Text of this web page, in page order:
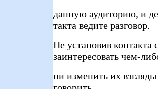
данную аудиторию, и
такта ведите разговор.
Не установив контакта
заинтересовать чем-
ни изменить их